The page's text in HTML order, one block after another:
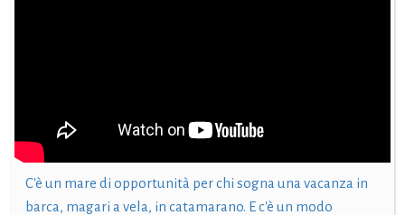
C'è un mare di opportunità per chi sogna una vacanza in
barca, magari a vela, in catamarano. E c'è un modo